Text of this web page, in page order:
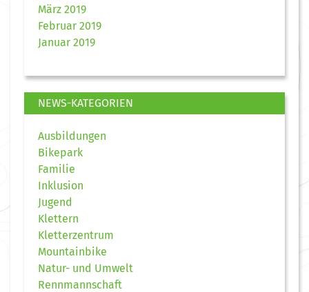
März 2019
Februar 2019
Januar 2019
NEWS-KATEGORIEN
Ausbildungen
Bikepark
Familie
Inklusion
Jugend
Klettern
Kletterzentrum
Mountainbike
Natur- und Umwelt
Rennmannschaft